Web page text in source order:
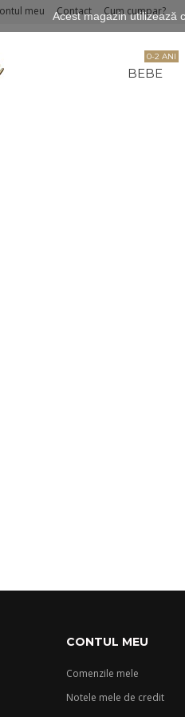
meu Contact Cum cumpar?
BEBE
0-2 ANI
CONTUL MEU
Comenzile mele
Notele mele de credit
Acest magazin utilizează